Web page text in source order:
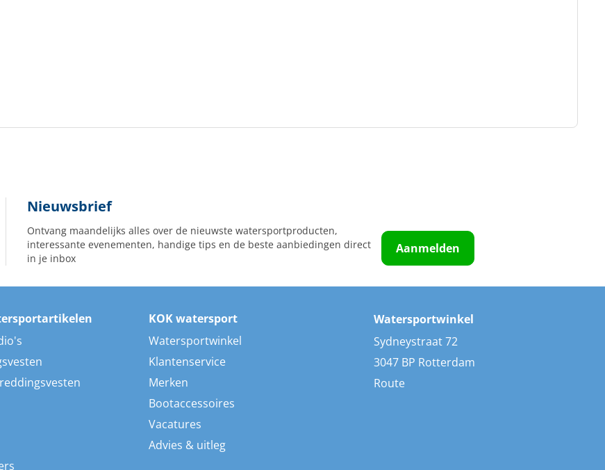
Nieuwsbrief
Ontvang maandelijks alles over de nieuwste watersportproducten,
interessante evenementen, handige tips en de beste aanbiedingen direct
in je inbox
Aanmelden
KOK watersport
Watersportwinkel
Klantenservice
Merken
Bootaccessoires
Vacatures
Advies & uitleg
Watersportwinkel
Sydneystraat 72
3047 BP Rotterdam
Route